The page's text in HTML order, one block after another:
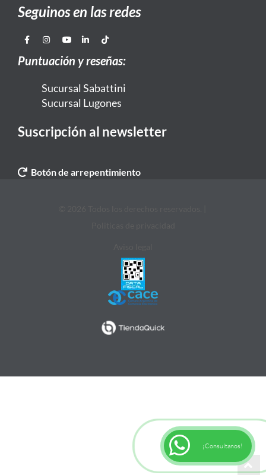
Seguinos en las redes
Puntuación y reseñas:
Sucursal Sabattini
Sucursal Lugones
Suscripción al newsletter
Botón de arrepentimiento
¡Consultanos!